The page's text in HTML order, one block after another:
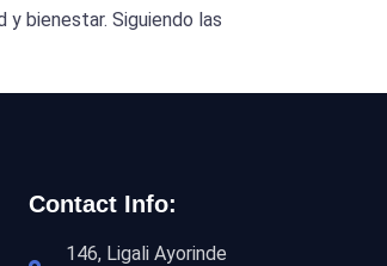
bienestar. Siguiendo las
Contact Info:
146, Ligali Ayorinde